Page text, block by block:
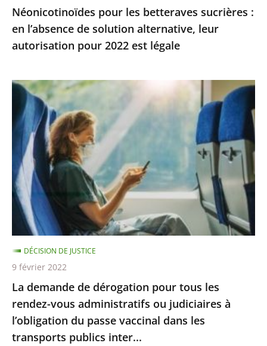
autorisation
pour
2022
légale
Néonicotinoïdes pour les betteraves sucrières :
en l’absence de solution alternative, leur
autorisation pour 2022 est légale
La
demande
de
dérogation
pour
tous
les
rendez-
vous
administratifs
ou
judiciaires
à
l’obligation
du
passe
La demande de dérogation pour tous les
rendez-vous administratifs ou judiciaires à
l’obligation du passe vaccinal dans les
transports publics inter...
DÉCISION DE JUSTICE
9 février 2022